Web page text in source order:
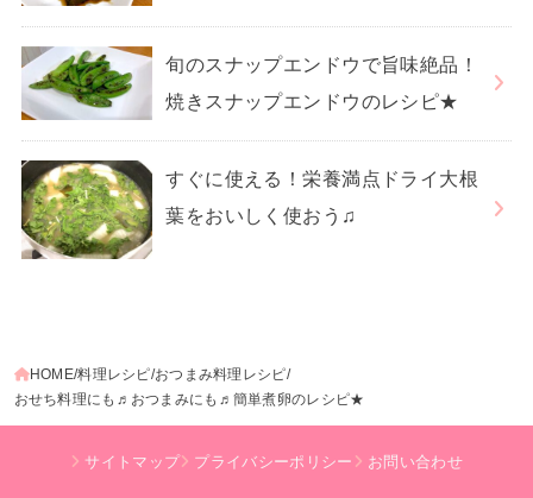
旬のスナップエンドウで旨味絶品！
焼きスナップエンドウのレシピ★
すぐに使える！栄養満点ドライ大根
葉をおいしく使おう♫
HOME 料理レシピ おつまみ料理レシピ
おせち料理にも♬おつまみにも♬簡単煮卵のレシピ★
サイトマップ プライバシーポリシー お問い合わせ